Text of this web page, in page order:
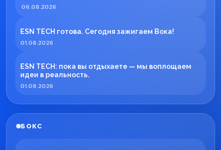
06.08.2026
ESN TECH готова. Сегодня зажигаем Вока!
01.08.2026
ESN TECH: пока вы отдыхаете — мы воплощаем
идеи в реальность.
01.08.2026
БОКС